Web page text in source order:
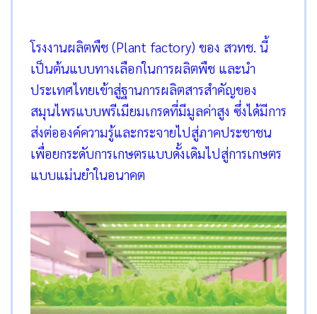
โรงงานผลิตพืช (Plant factory) ของ สวทช. นี้
เป็นต้นแบบทางเลือกในการผลิตพืช และนำ
ประเทศไทยเข้าสู่ฐานการผลิตสารสำคัญของ
สมุนไพรแบบพรีเมียมเกรดที่มีมูลค่าสูง ซึ่งได้มีการ
ส่งต่อองค์ความรู้และกระจายไปสู่ภาคประชาชน
เพื่อยกระดับการเกษตรแบบดั้งเดิมไปสู่การเกษตร
แบบแม่นยำในอนาคต